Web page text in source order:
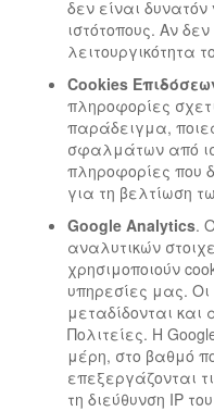
δεν είναι
ιστότοπους. Αν
λειτουργικότητα
Cookies
πληροφορίες
παράδειγμα,
σφαλμάτων από
πληροφορίες που
για τη βελτίωση
Google Analytics.
αναλυτικών
χρησιμοποιούν
υπηρεσίες μας.
μεταδίδονται και
Πολιτείες. Η
μέρη, στο βαθμό
επεξεργάζονται
τη διεύθυνση IP